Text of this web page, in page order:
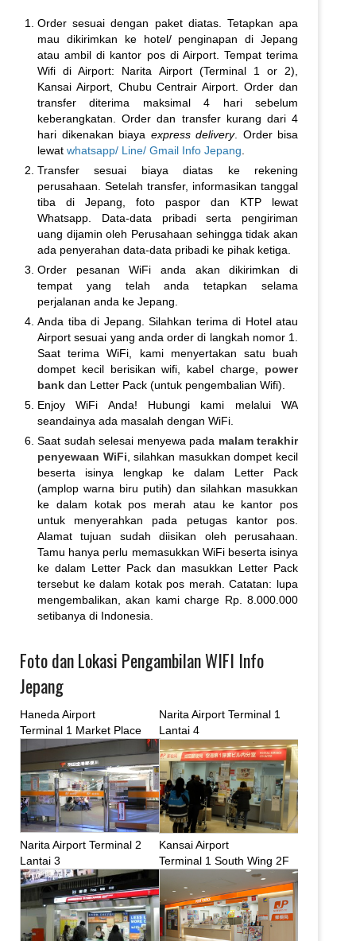
Order sesuai dengan paket diatas. Tetapkan apa
mau dikirimkan ke hotel/ penginapan di Jepang
atau ambil di kantor pos di Airport. Tempat terima
Wifi di Airport: Narita Airport (Terminal 1 or 2),
Kansai Airport, Chubu Centrair Airport. Order dan
transfer diterima maksimal 4 hari sebelum
keberangkatan. Order dan transfer kurang dari 4
hari dikenakan biaya express delivery. Order bisa
lewat whatsapp/ Line/ Gmail Info Jepang
Transfer sesuai biaya diatas ke rekening
perusahaan. Setelah transfer, informasikan tanggal
tiba di Jepang, foto paspor dan KTP lewat
Whatsapp. Data-data pribadi serta pengiriman
uang dijamin oleh Perusahaan sehingga tidak akan
ada penyerahan data-data pribadi ke pihak ketiga.
Order pesanan WiFi anda akan dikirimkan di
tempat yang telah anda tetapkan selama
perjalanan anda ke Jepang.
Anda tiba di Jepang. Silahkan terima di Hotel atau
Airport sesuai yang anda order di langkah nomor 1.
Saat terima WiFi, kami menyertakan satu buah
dompet kecil berisikan wifi, kabel charge, power
bank dan Letter Pack (untuk pengembalian Wifi).
Enjoy WiFi Anda! Hubungi kami melalui WA
seandainya ada masalah dengan WiFi.
Saat sudah selesai menyewa pada malam terakhir
penyewaan WiFi , silahkan masukkan dompet kecil
beserta isinya lengkap ke dalam Letter Pack
(amplop warna biru putih) dan silahkan masukkan
ke dalam kotak pos merah atau ke kantor pos
untuk menyerahkan pada petugas kantor pos.
Alamat tujuan sudah diisikan oleh perusahaan.
Tamu hanya perlu memasukkan WiFi beserta isinya
ke dalam Letter Pack dan masukkan Letter Pack
tersebut ke dalam kotak pos merah. Catatan: lupa
mengembalikan, akan kami charge Rp. 8.000.000
setibanya di Indonesia.
Foto dan Lokasi Pengambilan WIFI Info
Jepang
Haneda Airport
Narita Airport Terminal 1
Terminal 1 Market Place
Lantai 4
Narita Airport Terminal 2
Kansai Airport
Lantai 3
Terminal 1 South Wing 2F